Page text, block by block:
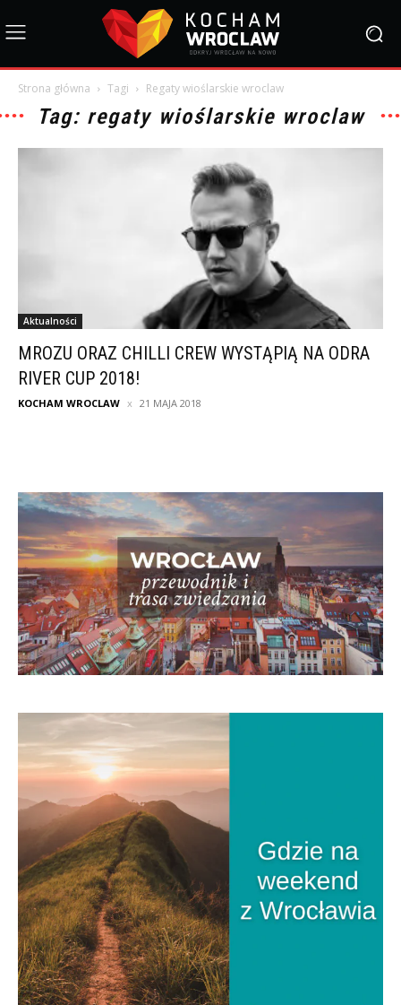
Strona główna Tagi Regaty wioślarskie wroclaw
Tag: regaty wioślarskie wroclaw
Aktualności
MROZU ORAZ CHILLI CREW WYSTĄPIĄ NA ODRA
RIVER CUP 2018!
KOCHAM WROCLAW 21 MAJA 2018